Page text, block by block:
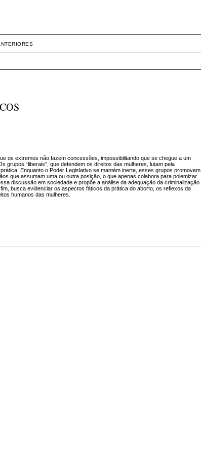
os extremos não fazem concessões, impossibilitando que se chegue a um
grupos “liberais”, que defendem os direitos das mulheres, lutam pela
Enquanto o Poder Legislativo se mantém inerte, esses grupos promovem
que assumam uma ou outra posição, o que apenas colabora para polemizar
discussão em sociedade e propõe a análise da adequação da criminalização
busca evidenciar os aspectos fáticos da prática do aborto, os reflexos da
humanos das mulheres.